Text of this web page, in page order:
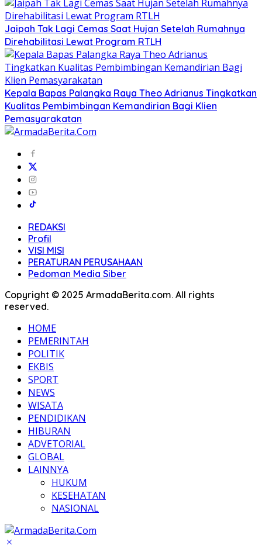
Jaipah Tak Lagi Cemas Saat Hujan Setelah Rumahnya
Direhabilitasi Lewat Program RTLH
Kepala Bapas Palangka Raya Theo Adrianus Tingkatkan
Kualitas Pembimbingan Kemandirian Bagi Klien
Pemasyarakatan
REDAKSI
Profil
VISI MISI
PERATURAN PERUSAHAAN
Pedoman Media Siber
Copyright © 2025 ArmadaBerita.com. All rights
reserved.
HOME
PEMERINTAH
POLITIK
EKBIS
SPORT
NEWS
WISATA
PENDIDIKAN
HIBURAN
ADVETORIAL
GLOBAL
LAINNYA
HUKUM
KESEHATAN
NASIONAL